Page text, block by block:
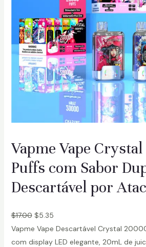
Vapme Vape
Puffs com Sabor
Descartável por
$17.00 $5.35
Vapme Vape Descartável Crystal
com display LED elegante, 20mL de